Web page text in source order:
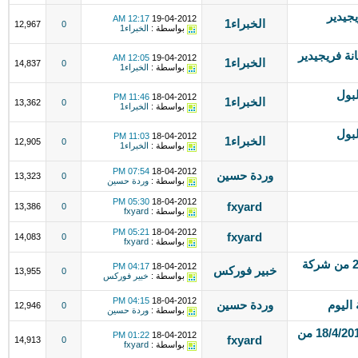
فريجيدير
الخبراء1 19-04-2012
12:17 AM
بواسطة :
الخبراء1 0
12,967
01097119292 صيانة فريجيدير
الخبراء1 19-04-2012
12:05 AM
بواسطة :
الخبراء1 0
14,837
ويرلبول
الخبراء1 18-04-2012
11:46 PM
بواسطة :
الخبراء1 0
13,362
ويرلبول
الخبراء1 18-04-2012
11:03 PM
بواسطة :
الخبراء1 0
12,905
وردة حسين 18-04-2012
07:54 PM
بواسطة : وردة حسين 0
13,323
fxyard
18-04-2012
05:30 PM
بواسطة : fxyard
0
13,386
fxyard
18-04-2012
05:21 PM
بواسطة : fxyard
0
14,083
التحليل اليومى للعملات ليوم 18- 4-2012 من شركة خبير فوركس 18-04-2012
04:17 PM
بواسطة : خبير فوركس 0
13,955
وردة حسين 18-04-2012
04:15 PM
بواسطة : وردة حسين 0
12,946
البيانات الألمانية الايجابية تدعم اليورو 18/4/2012 من
fxyard
18-04-2012
01:22 PM
بواسطة : fxyard
0
14,913